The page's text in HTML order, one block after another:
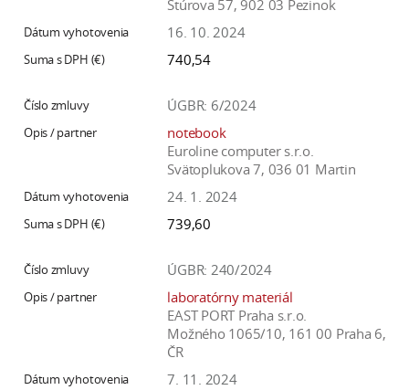
Štúrova 57, 902 03 Pezinok
16. 10. 2024
740,54
ÚGBR: 6/2024
notebook
Euroline computer s.r.o.
Svätoplukova 7, 036 01 Martin
24. 1. 2024
739,60
ÚGBR: 240/2024
laboratórny materiál
EAST PORT Praha s.r.o.
Možného 1065/10, 161 00 Praha 6,
ČR
7. 11. 2024